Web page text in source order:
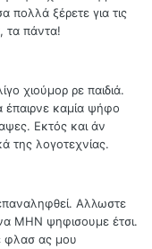
πολλά ξέρετε για τις
τα πάντα!
χιούμορ ρε παιδιά.
καμία ψήφο
Εκτός και άν
της λογοτεχνίας.
Αλλωστε
ΜΗΝ ψηφισουμε έτσι.
φλασ ας μου